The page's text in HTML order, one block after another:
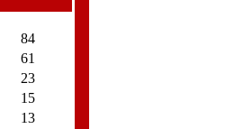
84
61
23
15
13